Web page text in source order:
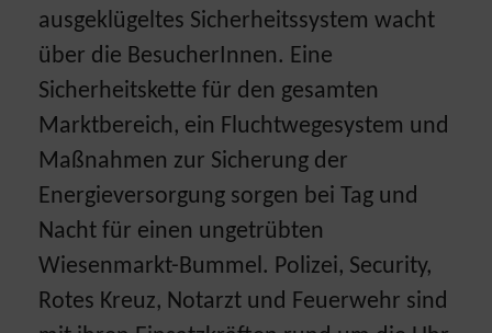
ausgeklügeltes Sicherheitssystem wacht
über die BesucherInnen. Eine
Sicherheitskette für den gesamten
Marktbereich, ein Fluchtwegesystem und
Maßnahmen zur Sicherung der
Energieversorgung sorgen bei Tag und
Nacht für einen ungetrübten
Wiesenmarkt-Bummel. Polizei, Security,
Rotes Kreuz, Notarzt und Feuerwehr sind